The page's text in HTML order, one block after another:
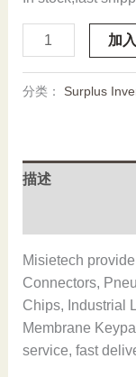
5/3E-
1-
and
数
量
加
分类： Surplus
描述
Misietech
Connectors,
Chips, Industrial
Membrane
service, fast